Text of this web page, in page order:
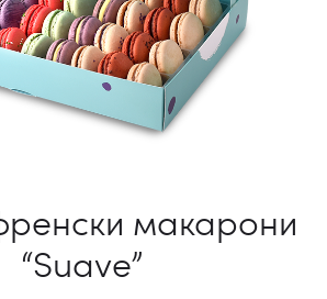
макарони
“Suave”